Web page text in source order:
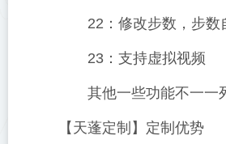
22：修改步数，步数
23：支持虚拟视频
其他一些功能不一一
【天蓬定制】定制优势